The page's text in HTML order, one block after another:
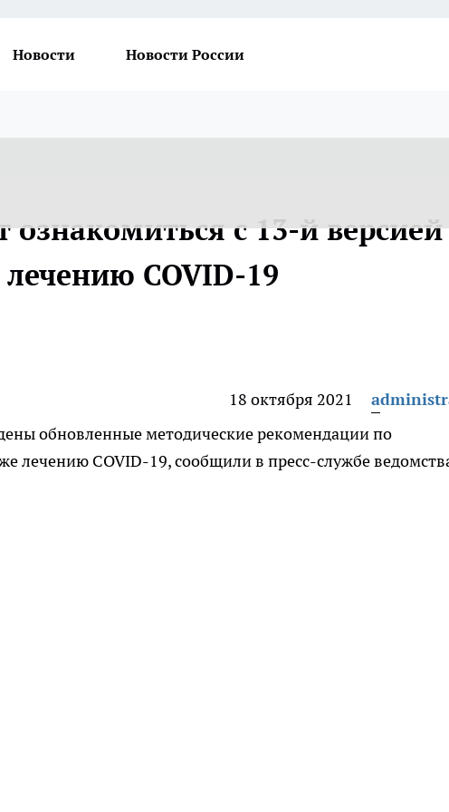
Новости Новости России
ознакомиться с 13-й версией
COVID-19
18 октября 2021
обновленные методические рекомендации по
лечению COVID-19, сообщили в пресс-службе